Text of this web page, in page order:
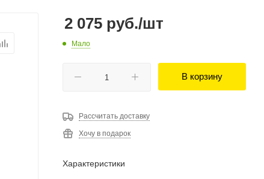
2 075 руб./шт
Мало
В корзину
Рассчитать доставку
Хочу в подарок
Характеристики